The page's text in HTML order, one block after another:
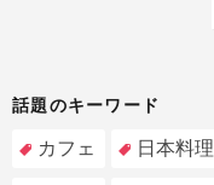
話題のキーワード
カフェ 日本料理